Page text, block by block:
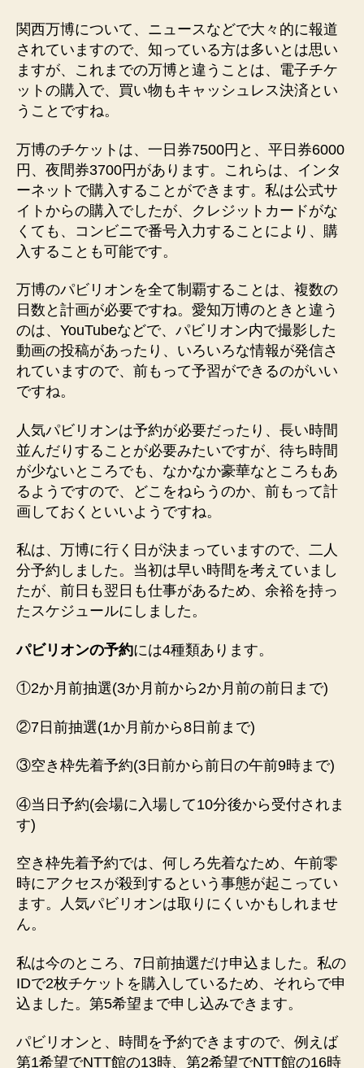
関西万博について、ニュースなどで大々的に報道
されていますので、知っている方は多いとは思い
ますが、これまでの万博と違うことは、電子チケ
ットの購入で、買い物もキャッシュレス決済とい
うことですね。
万博のチケットは、一日券7500円と、平日券6000
円、夜間券3700円があります。これらは、インタ
ーネットで購入することができます。私は公式サ
イトからの購入でしたが、クレジットカードがな
くても、コンビニで番号入力することにより、購
入することも可能です。
万博のパビリオンを全て制覇することは、複数の
日数と計画が必要ですね。愛知万博のときと違う
のは、YouTubeなどで、パビリオン内で撮影した
動画の投稿があったり、いろいろな情報が発信さ
れていますので、前もって予習ができるのがいい
ですね。
人気パビリオンは予約が必要だったり、長い時間
並んだりすることが必要みたいですが、待ち時間
が少ないところでも、なかなか豪華なところもあ
るようですので、どこをねらうのか、前もって計
画しておくといいようですね。
私は、万博に行く日が決まっていますので、二人
分予約しました。当初は早い時間を考えていまし
たが、前日も翌日も仕事があるため、余裕を持っ
たスケジュールにしました。
パビリオンの予約には4種類あります。
①2か月前抽選(3か月前から2か月前の前日まで)
②7日前抽選(1か月前から8日前まで)
③空き枠先着予約(3日前から前日の午前9時まで)
④当日予約(会場に入場して10分後から受付されま
す)
空き枠先着予約では、何しろ先着なため、午前零
時にアクセスが殺到するという事態が起こってい
ます。人気パビリオンは取りにくいかもしれませ
ん。
私は今のところ、7日前抽選だけ申込ました。私の
IDで2枚チケットを購入しているため、それらで申
込ました。第5希望まで申し込みできます。
パビリオンと、時間を予約できますので、例えば
第1希望でNTT館の13時、第2希望でNTT館の16時